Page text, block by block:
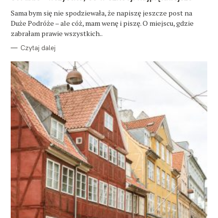
O
R
I
Sama bym się nie spodziewała, że napiszę jeszcze post na
Duże Podróże – ale cóż, mam wenę i piszę. O miejscu, gdzie
zabrałam prawie wszystkich..
Czytaj dalej